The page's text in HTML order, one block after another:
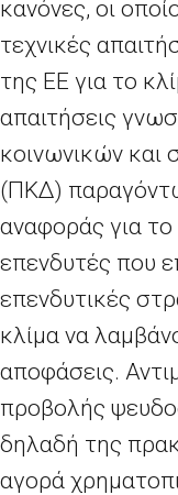
κανόνες, οι
τεχνικές
της ΕΕ για το
απαιτήσεις
κοινωνικών και
(ΠΚΔ)
αναφοράς για
επενδυτές που
επενδυτικές
κλίμα να
αποφάσεις.
προβολής
δηλαδή της
αγορά